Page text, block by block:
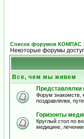
Список форумов
Некоторые форумы
Все, чем мы живем
Представлялки
Форум знакомств,
поздравлялки,
Горизонты
Круглый стол по
медицине,